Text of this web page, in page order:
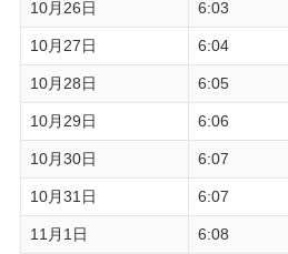
10月26日 6:03
10月27日 6:04
10月28日 6:05
10月29日 6:06
10月30日 6:07
10月31日 6:07
11月1日 6:08